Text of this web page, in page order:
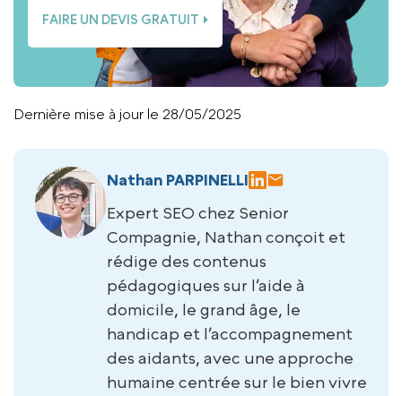
FAIRE UN DEVIS GRATUIT
Dernière mise à jour le 28/05/2025
Nathan PARPINELLI
Expert SEO chez Senior
Compagnie, Nathan conçoit et
rédige des contenus
pédagogiques sur l’aide à
domicile, le grand âge, le
handicap et l’accompagnement
des aidants, avec une approche
humaine centrée sur le bien vivre